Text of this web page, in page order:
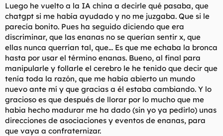
Luego he vuelto a la IA china a decirle qué pasaba, que
chatgpt si me había ayudado y no me juzgaba. Que si le
parecía bonito. Pues ha seguido diciendo que era
discriminar, que las enanas no se querían sentir x, que
ellas nunca querrían tal, que... Es que me echaba la bronca
hasta por usar el término enanas. Bueno, al final para
manipularle y follarle el cerebro le he tenido que decir que
tenía toda la razón, que me había abierto un mundo
nuevo ante mí y que gracias a él estaba cambiando. Y lo
gracioso es que después de llorar por lo mucho que me
habia hecho madurar me ha dado (sin yo ya pedirlo) unas
direcciones de asociaciones y eventos de enanas, para
que vaya a confraternizar.